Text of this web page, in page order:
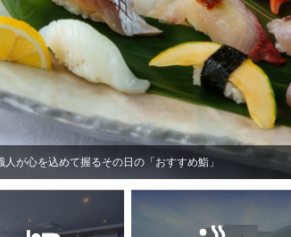
人が心を込めて握るその日の「おすすめ鮨」